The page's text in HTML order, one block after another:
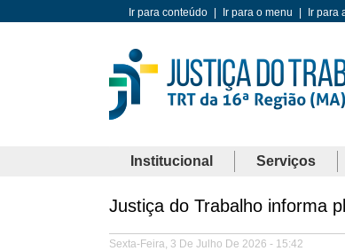
Ir para conteúdo Ir para o menu Ir para
Institucional Serviços
Justiça do Trabalho informa
Sexta-Feira, 3 De Julho De 2026 - 15:42